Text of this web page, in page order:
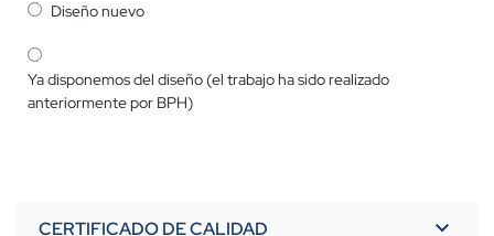
Diseño nuevo
Ya disponemos del diseño (el trabajo ha sido realizado
anteriormente por BPH)
CERTIFICADO DE CALIDAD